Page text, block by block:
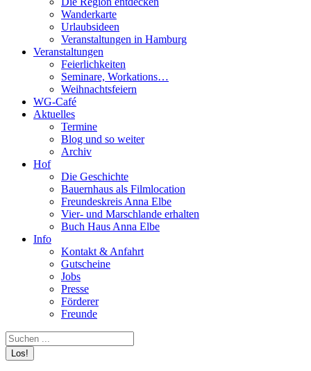
Wanderkarte
Urlaubsideen
Veranstaltungen in Hamburg
Veranstaltungen
Feierlichkeiten
Seminare, Workations…
Weihnachtsfeiern
WG-Café
Aktuelles
Termine
Blog und so weiter
Archiv
Hof
Die Geschichte
Bauernhaus als Filmlocation
Freundeskreis Anna Elbe
Vier- und Marschlande erhalten
Buch Haus Anna Elbe
Info
Kontakt & Anfahrt
Gutscheine
Jobs
Presse
Förderer
Freunde
Search: